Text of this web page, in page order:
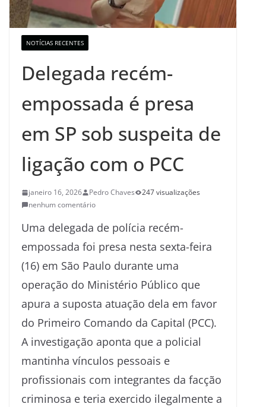
NOTÍCIAS RECENTES
Delegada recém-
empossada é presa
em SP sob suspeita de
ligação com o PCC
janeiro 16, 2026 Pedro Chaves
247 visualizações
nenhum comentário
Uma delegada de polícia recém-
empossada foi presa nesta sexta-feira
(16) em São Paulo durante uma
operação do Ministério Público que
apura a suposta atuação dela em favor
do Primeiro Comando da Capital (PCC).
A investigação aponta que a policial
mantinha vínculos pessoais e
profissionais com integrantes da facção
criminosa e teria exercido ilegalmente a